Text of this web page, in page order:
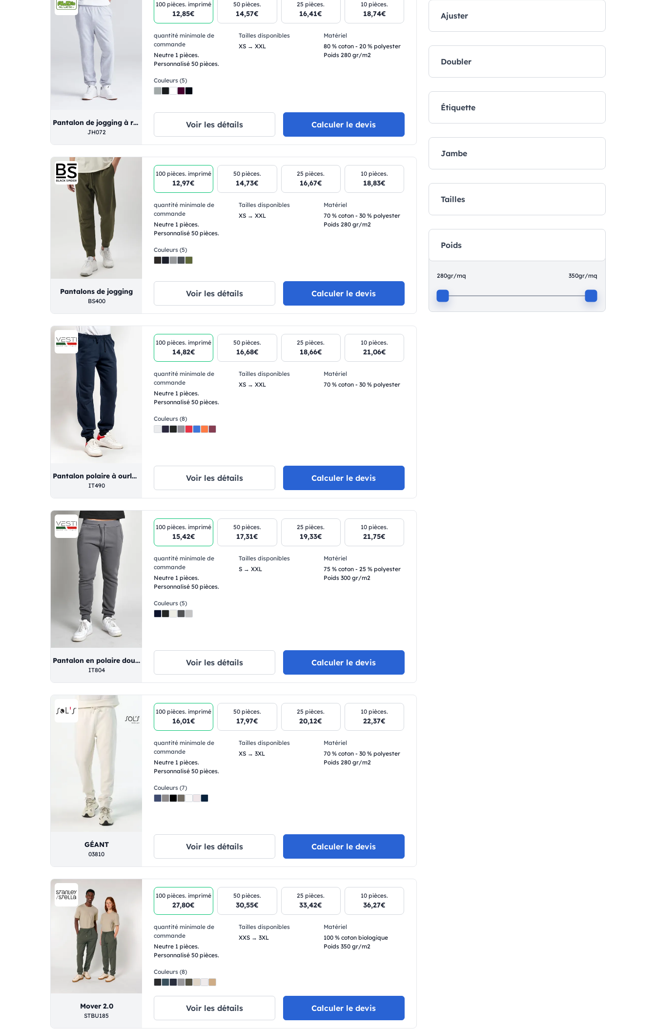
Pantalon de jogging à revers style universitaire
JH072
100 pièces. imprimé
12,85€
50 pièces.
14,57€
25 pièces.
16,41€
10 pièces.
18,74€
quantité minimale de
commande
Neutre 1 pièces.
Personnalisé 50 pièces.
Tailles disponibles
XS → XXL
Matériel
80 % coton - 20 % polyester
Poids 280 gr/m2
Couleurs (5)
Voir les détails Calculer le devis
Pantalons de jogging
BS400
100 pièces. imprimé
12,97€
50 pièces.
14,73€
25 pièces.
16,67€
10 pièces.
18,83€
quantité minimale de
commande
Neutre 1 pièces.
Personnalisé 50 pièces.
Tailles disponibles
XS → XXL
Matériel
70 % coton - 30 % polyester
Poids 280 gr/m2
Couleurs (5)
Voir les détails Calculer le devis
Pantalon polaire à ourlet élastiqué
IT490
100 pièces. imprimé
14,82€
50 pièces.
16,68€
25 pièces.
18,66€
10 pièces.
21,06€
quantité minimale de
commande
Neutre 1 pièces.
Personnalisé 50 pièces.
Tailles disponibles
XS → XXL
Matériel
70 % coton - 30 % polyester
Couleurs (8)
Voir les détails Calculer le devis
Pantalon en polaire douce
IT804
100 pièces. imprimé
15,42€
50 pièces.
17,31€
25 pièces.
19,33€
10 pièces.
21,75€
quantité minimale de
commande
Neutre 1 pièces.
Personnalisé 50 pièces.
Tailles disponibles
S → XXL
Matériel
75 % coton - 25 % polyester
Poids 300 gr/m2
Couleurs (5)
Voir les détails Calculer le devis
GÉANT
03810
100 pièces. imprimé
16,01€
50 pièces.
17,97€
25 pièces.
20,12€
10 pièces.
22,37€
quantité minimale de
commande
Neutre 1 pièces.
Personnalisé 50 pièces.
Tailles disponibles
XS → 3XL
Matériel
70 % coton - 30 % polyester
Poids 280 gr/m2
Couleurs (7)
Voir les détails Calculer le devis
Mover 2.0
STBU185
100 pièces. imprimé
27,80€
50 pièces.
30,55€
25 pièces.
33,42€
10 pièces.
36,27€
quantité minimale de
commande
Neutre 1 pièces.
Personnalisé 50 pièces.
Tailles disponibles
XXS → 3XL
Matériel
100 % coton biologique
Poids 350 gr/m2
Couleurs (8)
Voir les détails Calculer le devis
Ajuster
Doubler
Étiquette
Jambe
Tailles
Poids
280gr/mq 350gr/mq